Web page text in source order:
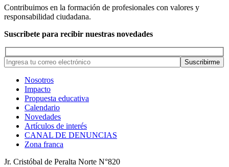
Contribuimos en la formación de profesionales con valores y
responsabilidad ciudadana.
Suscribete para recibir nuestras novedades
Nosotros
Impacto
Propuesta educativa
Calendario
Novedades
Artículos de interés
CANAL DE DENUNCIAS
Zona franca
Jr. Cristóbal de Peralta Norte N°820